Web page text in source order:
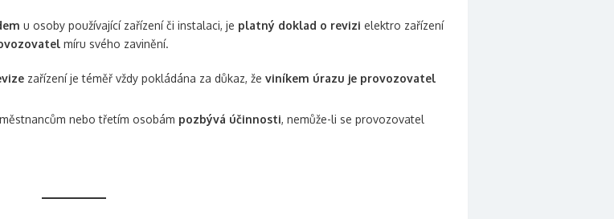
u osoby používající zařízení či instalaci, je platný doklad o revizi elektro zařízení
míru svého zavinění.
zařízení je téměř vždy pokládána za důkaz, že viníkem úrazu je provozovatel
nebo třetím osobám pozbývá účinnosti, nemůže-li se provozovatel